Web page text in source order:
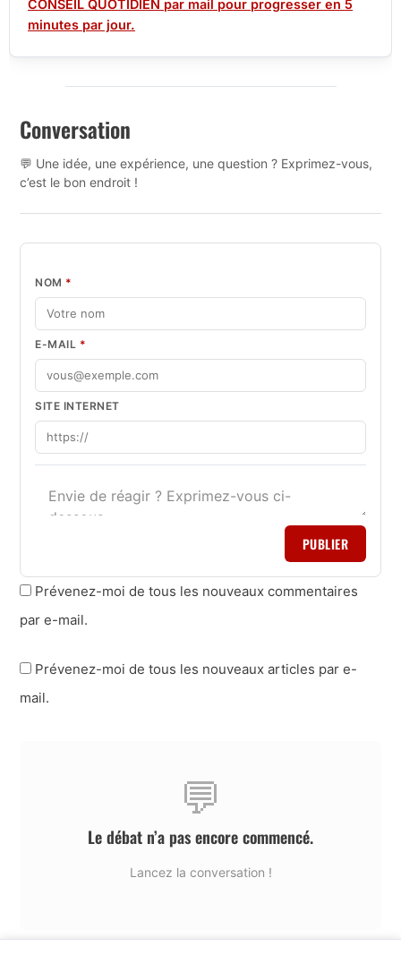
CONSEIL QUOTIDIEN par mail pour progresser en 5
minutes par jour.
Conversation
💬 Une idée, une expérience, une question ? Exprimez-vous,
c’est le bon endroit !
NOM *
E-MAIL *
SITE INTERNET
PUBLIER
Prévenez-moi de tous les nouveaux commentaires
par e-mail.
Prévenez-moi de tous les nouveaux articles par e-
mail.
💬
Le débat n’a pas encore commencé.
Lancez la conversation !